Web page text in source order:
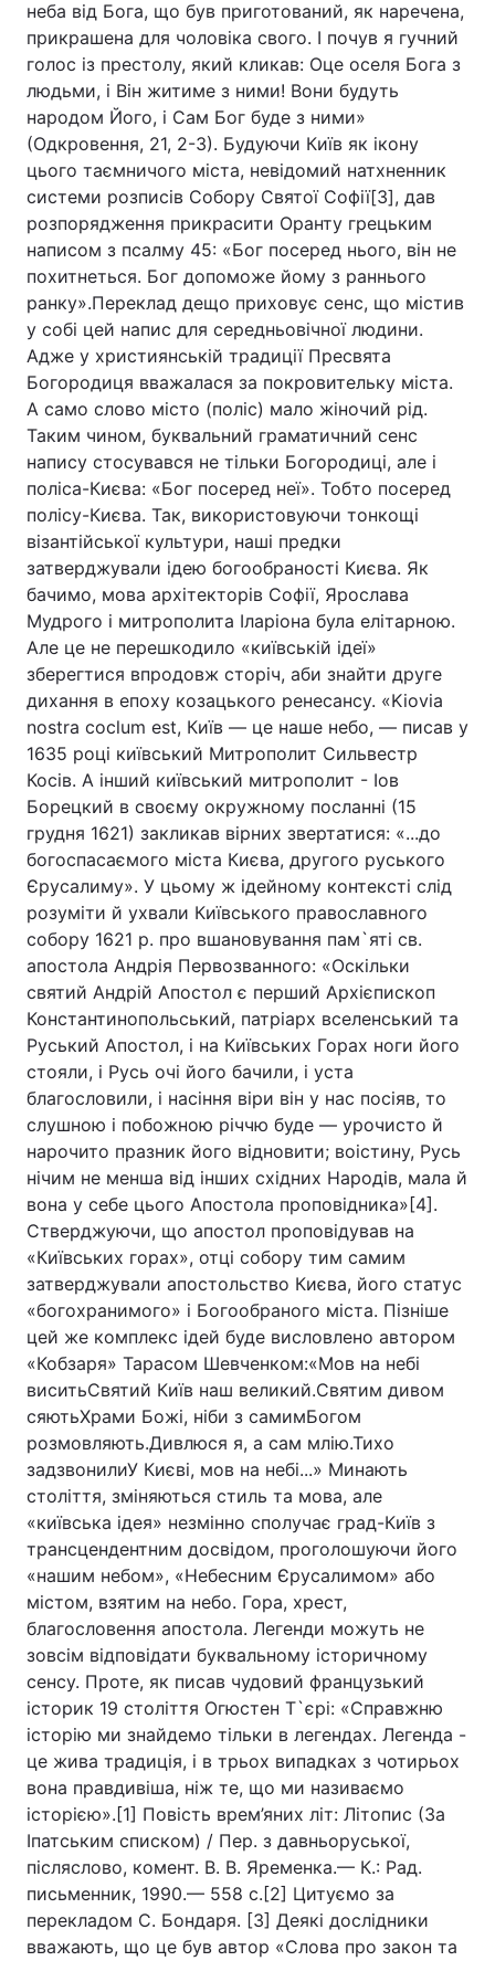
неба від Бога, що був приготований, як наречена,
прикрашена для чоловіка свого. І почув я гучний
голос із престолу, який кликав: Оце оселя Бога з
людьми, і Він житиме з ними! Вони будуть
народом Його, і Сам Бог буде з ними»
(Одкровення, 21, 2-3). Будуючи Київ як ікону
цього таємничого міста, невідомий натхненник
системи розписів Собору Святої Софії[3], дав
розпорядження прикрасити Оранту грецьким
написом з псалму 45: «Бог посеред нього, він не
похитнеться. Бог допоможе йому з раннього
ранку».Переклад дещо приховує сенс, що містив
у собі цей напис для середньовічної людини.
Адже у християнській традиції Пресвята
Богородиця вважалася за покровительку міста.
А само слово місто (поліс) мало жіночий рід.
Таким чином, буквальний граматичний сенс
напису стосувався не тільки Богородиці, але і
поліса-Києва: «Бог посеред неї». Тобто посеред
полісу-Києва. Так, використовуючи тонкощі
візантійської культури, наші предки
затверджували ідею богообраності Києва. Як
бачимо, мова архітекторів Софії, Ярослава
Мудрого і митрополита Іларіона була елітарною.
Але це не перешкодило «київській ідеї»
зберегтися впродовж сторіч, аби знайти друге
дихання в епоху козацького ренесансу. «Kiovia
nostra coclum est, Київ — це наше небо, — писав у
1635 році київський Митрополит Сильвестр
Косів. А інший київський митрополит - Іов
Борецкий в своєму окружному посланні (15
грудня 1621) закликав вірних звертатися: «...до
богоспасаємого міста Києва, другого руського
Єрусалиму». У цьому ж ідейному контексті слід
розуміти й ухвали Київського православного
собору 1621 р. про вшановування пам`яті св.
апостола Андрія Первозванного: «Оскільки
святий Андрій Апостол є перший Архієпископ
Константинопольський, патріарх вселенський та
Руський Апостол, і на Київських Горах ноги його
стояли, і Русь очі його бачили, і уста
благословили, і насіння віри він у нас посіяв, то
слушною і побожною річчю буде — урочисто й
нарочито празник його відновити; воістину, Русь
нічим не менша від інших східних Народів, мала й
вона у себе цього Апостола проповідника»[4].
Стверджуючи, що апостол проповідував на
«Київських горах», отці собору тим самим
затверджували апостольство Києва, його статус
«богохранимого» і Богообраного міста. Пізніше
цей же комплекс ідей буде висловлено автором
«Кобзаря» Тарасом Шевченком:«Мов на небі
виситьСвятий Київ наш великий.Святим дивом
сяютьХрами Божі, ніби з самимБогом
розмовляють.Дивлюся я, а сам млію.Тихо
задзвонилиУ Києві, мов на небі...» Минають
століття, зміняються стиль та мова, але
«київська ідея» незмінно сполучає град-Київ з
трансцендентним досвідом, проголошуючи його
«нашим небом», «Небесним Єрусалимом» або
містом, взятим на небо. Гора, хрест,
благословення апостола. Легенди можуть не
зовсім відповідати буквальному історичному
сенсу. Проте, як писав чудовий французький
історик 19 століття Огюстен Т`єрі: «Справжню
історію ми знайдемо тільки в легендах. Легенда -
це жива традиція, і в трьох випадках з чотирьох
вона правдивіша, ніж те, що ми називаємо
історією».[1] Повість врем’яних літ: Літопис (За
Іпатським списком) / Пер. з давньоруської,
післяслово, комент. В. В. Яременка.— К.: Рад.
письменник, 1990.— 558 с.[2] Цитуємо за
перекладом С. Бондаря. [3] Деякі дослідники
вважають, що це був автор «Слова про закон та